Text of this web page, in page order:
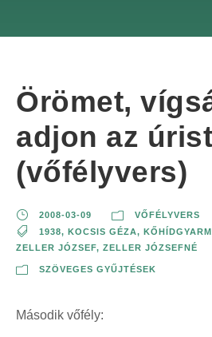
Örömet,
adjon az
(vőfélyvers)
2008-03-09
VŐFÉLYVERS
1938, KOCSIS GÉZA,
ZELLER JÓZSEF, ZELLER JÓZSEFNÉ
SZÖVEGES GYŰJTÉSEK
Második vőfély: